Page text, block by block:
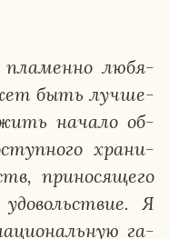
лю­бя­
быть луч­ше­
начало об­
хра­ни­
при­но­ся­ще­го
Я
га­